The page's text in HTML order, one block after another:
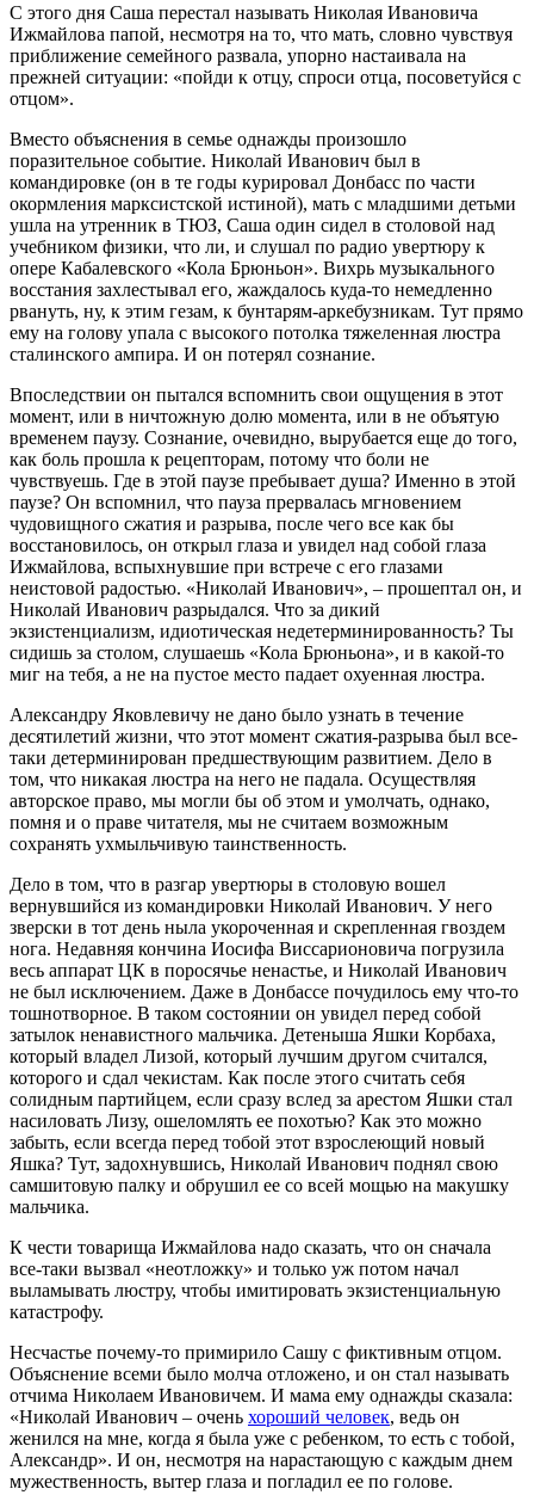
С этого дня Саша перестал называть Николая Ивановича
Ижмайлова папой, несмотря на то, что мать, словно чувствуя
приближение семейного развала, упорно настаивала на
прежней ситуации: «пойди к отцу, спроси отца, посоветуйся с
отцом».
Вместо объяснения в семье однажды произошло
поразительное событие. Николай Иванович был в
командировке (он в те годы курировал Донбасс по части
окормления марксистской истиной), мать с младшими детьми
ушла на утренник в ТЮЗ, Саша один сидел в столовой над
учебником физики, что ли, и слушал по радио увертюру к
опере Кабалевского «Кола Брюньон». Вихрь музыкального
восстания захлестывал его, жаждалось куда-то немедленно
рвануть, ну, к этим гезам, к бунтарям-аркебузникам. Тут прямо
ему на голову упала с высокого потолка тяжеленная люстра
сталинского ампира. И он потерял сознание.
Впоследствии он пытался вспомнить свои ощущения в этот
момент, или в ничтожную долю момента, или в не объятую
временем паузу. Сознание, очевидно, вырубается еще до того,
как боль прошла к рецепторам, потому что боли не
чувствуешь. Где в этой паузе пребывает душа? Именно в этой
паузе? Он вспомнил, что пауза прервалась мгновением
чудовищного сжатия и разрыва, после чего все как бы
восстановилось, он открыл глаза и увидел над собой глаза
Ижмайлова, вспыхнувшие при встрече с его глазами
неистовой радостью. «Николай Иванович», – прошептал он, и
Николай Иванович разрыдался. Что за дикий
экзистенциализм, идиотическая недетерминированность? Ты
сидишь за столом, слушаешь «Кола Брюньона», и в какой-то
миг на тебя, а не на пустое место падает охуенная люстра.
Александру Яковлевичу не дано было узнать в течение
десятилетий жизни, что этот момент сжатия-разрыва был все-
таки детерминирован предшествующим развитием. Дело в
том, что никакая люстра на него не падала. Осуществляя
авторское право, мы могли бы об этом и умолчать, однако,
помня и о праве читателя, мы не считаем возможным
сохранять ухмыльчивую таинственность.
Дело в том, что в разгар увертюры в столовую вошел
вернувшийся из командировки Николай Иванович. У него
зверски в тот день ныла укороченная и скрепленная гвоздем
нога. Недавняя кончина Иосифа Виссарионовича погрузила
весь аппарат ЦК в поросячье ненастье, и Николай Иванович
не был исключением. Даже в Донбассе почудилось ему что-то
тошнотворное. В таком состоянии он увидел перед собой
затылок ненавистного мальчика. Детеныша Яшки Корбаха,
который владел Лизой, который лучшим другом считался,
которого и сдал чекистам. Как после этого считать себя
солидным партийцем, если сразу вслед за арестом Яшки стал
насиловать Лизу, ошеломлять ее похотью? Как это можно
забыть, если всегда перед тобой этот взрослеющий новый
Яшка? Тут, задохнувшись, Николай Иванович поднял свою
самшитовую палку и обрушил ее со всей мощью на макушку
мальчика.
К чести товарища Ижмайлова надо сказать, что он сначала
все-таки вызвал «неотложку» и только уж потом начал
выламывать люстру, чтобы имитировать экзистенциальную
катастрофу.
Несчастье почему-то примирило Сашу с фиктивным отцом.
Объяснение всеми было молча отложено, и он стал называть
отчима Николаем Ивановичем. И мама ему однажды сказала:
«Николай Иванович – очень хороший человек, ведь он
женился на мне, когда я была уже с ребенком, то есть с тобой,
Александр». И он, несмотря на нарастающую с каждым днем
мужественность, вытер глаза и погладил ее по голове.